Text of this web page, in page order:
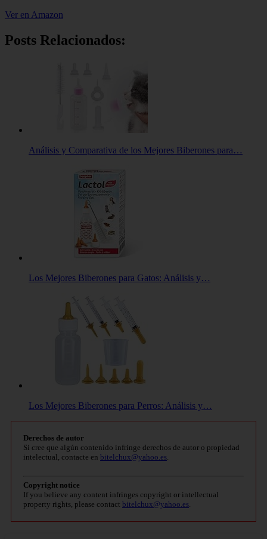
Ver en Amazon
Posts Relacionados:
Análisis y Comparativa de los Mejores Biberones para…
Los Mejores Biberones para Gatos: Análisis y…
Los Mejores Biberones para Perros: Análisis y…
Derechos de autor
Si cree que algún contenido infringe derechos de autor o propiedad
intelectual, contacte en bitelchux@yahoo.es.
Copyright notice
If you believe any content infringes copyright or intellectual
property rights, please contact bitelchux@yahoo.es.